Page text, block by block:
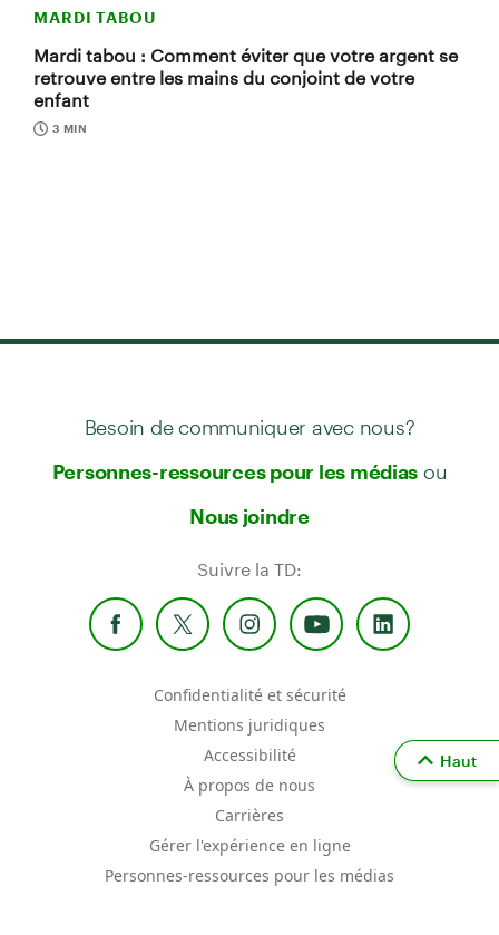
MARDI TABOU
Mardi tabou : Comment éviter que votre argent se
retrouve entre les mains du conjoint de votre
enfant
3 MIN
Besoin de communiquer avec nous?
Personnes-ressources pour les médias ou
Nous joindre
Suivre la TD:
Confidentialité et sécurité
Mentions juridiques
Accessibilité
À propos de nous
Carrières
Gérer l'expérience en ligne
Personnes-ressources pour les médias
Haut